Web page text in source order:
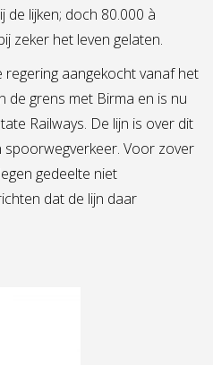
lijken; doch 80.000 à
zeker het leven gelaten.
aangekocht vanaf het
de grens met Birma en is nu
Railways. De lijn is over dit
Voor zover
gedeelte niet
dat de lijn daar